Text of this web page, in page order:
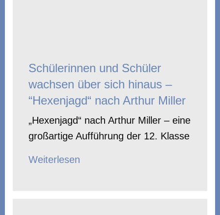
Schülerinnen und Schüler
wachsen über sich hinaus –
“Hexenjagd“ nach Arthur Miller
„Hexenjagd“ nach Arthur Miller – eine
großartige Aufführung der 12. Klasse
Weiterlesen